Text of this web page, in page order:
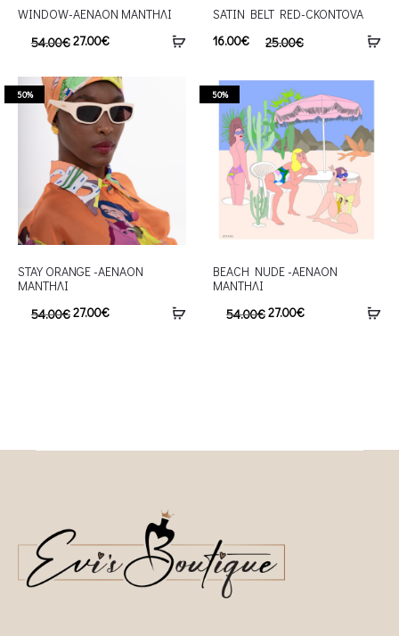
WINDOW-AENAON ΜΑΝΤΗΛΙ
54.00€27.00€
SATIN BELT RED-CKONTOVA
25.00€
16.00€
50%
STAY ORANGE -AENAON
ΜΑΝΤΗΛΙ
54.00€27.00€
50%
BEACH NUDE -AENAON
ΜΑΝΤΗΛΙ
54.00€27.00€